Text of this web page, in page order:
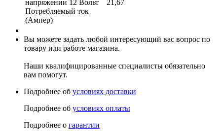
напряжении 12 Вольт
Потребляемый ток
(Ампер)
21,67
Вы можете задать любой интересующий вас вопрос по
товару или работе магазина.
Наши квалифицированные специалисты обязательно
вам помогут.
Подробнее об условиях доставки
Подробнее об условиях оплаты
Подробнее о гарантии